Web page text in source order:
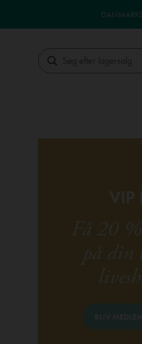
Søg
VIP
Få 20
på din